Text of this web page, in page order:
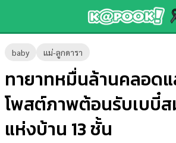
baby แม่-ลูกดารา
ทายาทหมื่นล้านคลอดแ
โพสต์ภาพต้อนรับเบบี๋ส
แห่งบ้าน 13 ชั้น
ข่าว-
ความ
รู้